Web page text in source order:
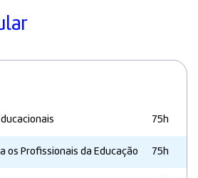
75h
os Profissionais da Educação 75h